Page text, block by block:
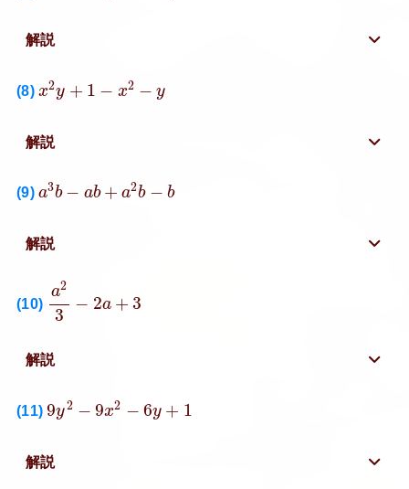
解説
(8) x2y + 1 − x2 − y
2 + 1− −y
解説
(9) a3b − ab + a2b − b
a3b b +a 2b−
解説
(10)
a2
3
− 2a + 3
2
解説
(11) 9y2 − 9x2 − 6y + 1
9 2 9x 2− y+
解説